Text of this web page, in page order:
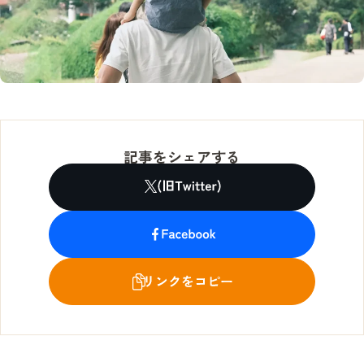
記事をシェアする